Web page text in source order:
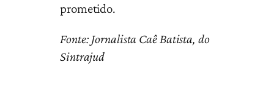
prometido.
Fonte: Jornalista Caê Batista, do
Sintrajud